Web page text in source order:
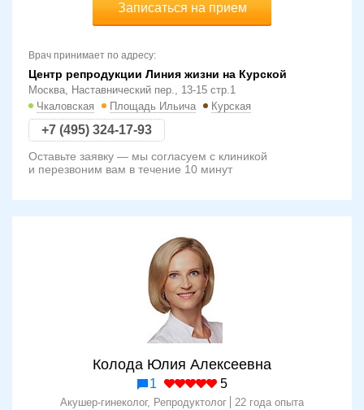
Записаться на прием
Врач принимает по адресу:
Центр репродукции Линия жизни на Курской
Москва, Наставнический пер., 13-15 стр.1
Чкаловская
Площадь Ильича Курская
+7 (495) 324-17-93
Оставьте заявку — мы согласуем с клиникой
и перезвоним вам в течение 10 минут
Колода Юлия Алексеевна
1 5
Акушер-гинеколог, Репродуктолог
22 года опыта